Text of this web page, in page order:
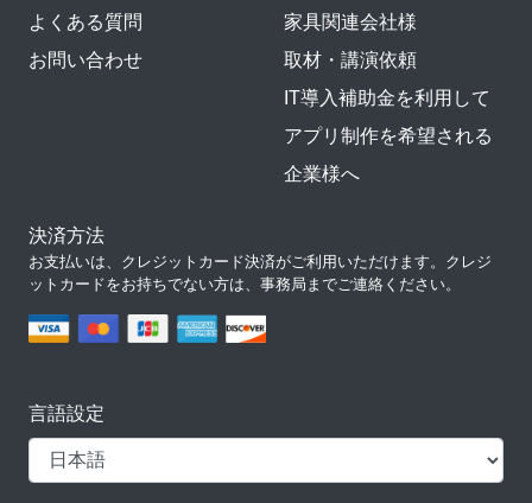
よくある質問
お問い合わせ
家具関連会社様
取材・講演依頼
IT導入補助金を利用して
アプリ制作を希望される
企業様へ
決済方法
お支払いは、クレジットカード決済がご利用いただけます。クレジ
ットカードをお持ちでない方は、事務局までご連絡ください。
言語設定